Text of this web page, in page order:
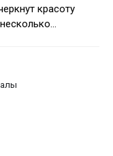
красоту